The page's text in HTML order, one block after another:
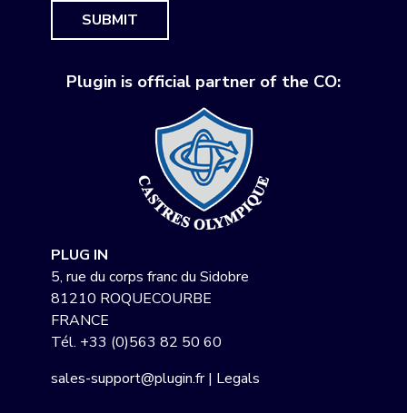
SUBMIT
Plugin is official partner of the CO:
PLUG IN
5, rue du corps franc du Sidobre
81210 ROQUECOURBE
FRANCE
Tél. +33 (0)563 82 50 60
sales-support@plugin.fr| Legals